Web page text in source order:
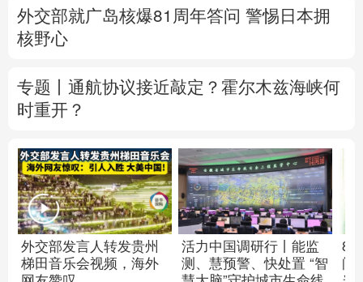
外交部就广岛核爆81周年答问 警惕日本拥
核野心
专题丨 通航协议接近敲定？霍尔木兹海峡何
时重开？
外交部发言人转发贵州
梯田音乐会视频 ，海外
活力中国调研行丨 能监
测、慧预警、快处置 “智
8
间